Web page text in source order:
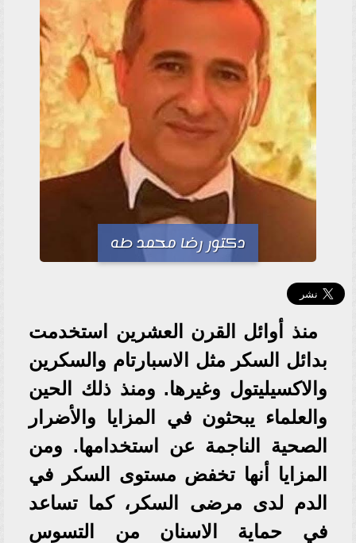
دكتور رضا محمد طه
منذ أوائل القرن العشرين استخدمت
بدائل السكر مثل الاسبارتام والسكرين
والاكسيليتول وغيرها. ومنذ ذلك الحين
والعلماء يبحثون في المزايا والأضرار
الصحية الناجمة عن استخدامها. ومن
المزايا أنها تخفض مستوى السكر في
الدم لدى مرضى السكر، كما تساعد
في حماية الاسنان من التسوس